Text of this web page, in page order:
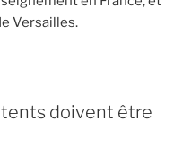
Versailles.
doivent être